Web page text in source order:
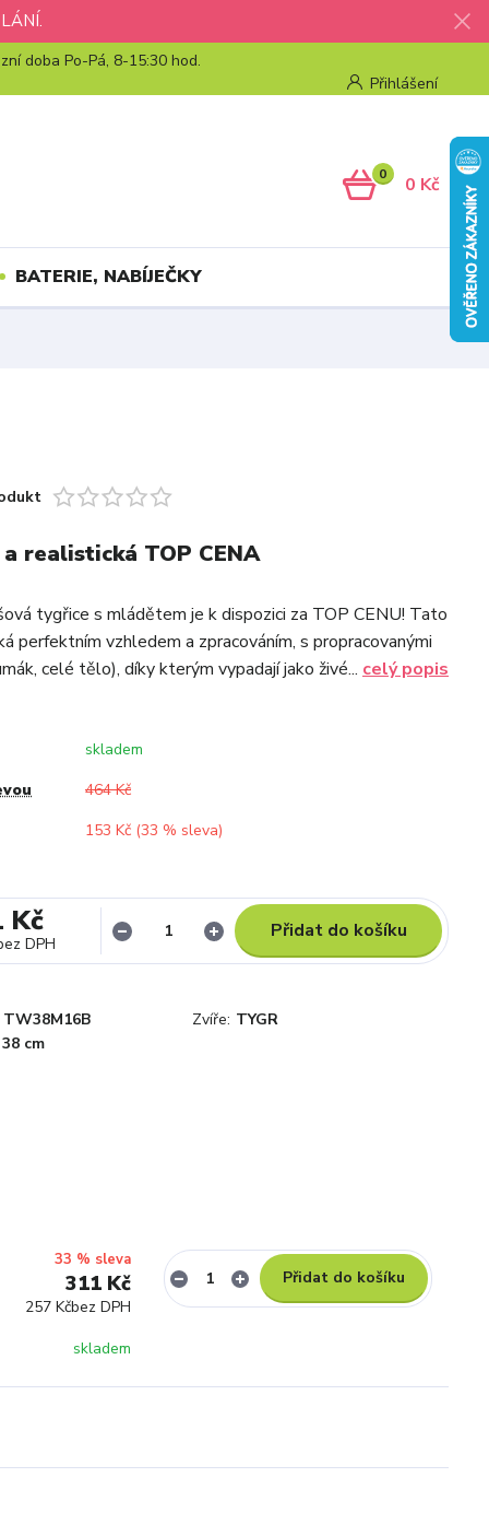
Přihlášení
doba Po-Pá, 8-15:30 hod.
0 0 Kč
BATERIE, NABÍJEČKY
realistická TOP CENA
tygřice s mládětem je k dispozici za TOP CENU! Tato
perfektním vzhledem a zpracováním, s propracovanými
celé tělo), díky kterým vypadají jako živé... celý popis
skladem
464 Kč
153 Kč (33 % sleva)
Kč
DPH
Přidat do košíku
TW38M16B Zvíře: TYGR
38 cm
33 % sleva
311 Kč
257 Kčbez DPH
skladem
Přidat do košíku